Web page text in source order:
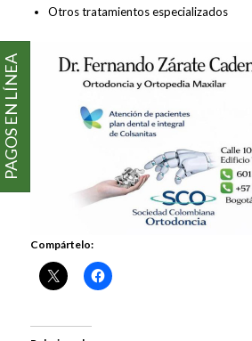
Otros tratamientos especializados
Compártelo:
PAGOS EN LÍNEA